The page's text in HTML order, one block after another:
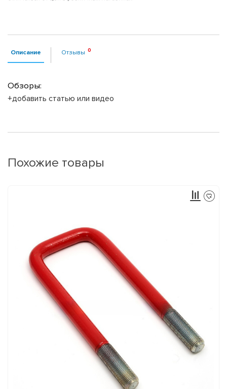
Описание Отзывы
Обзоры:
+добавить статью или видео
Похожие товары